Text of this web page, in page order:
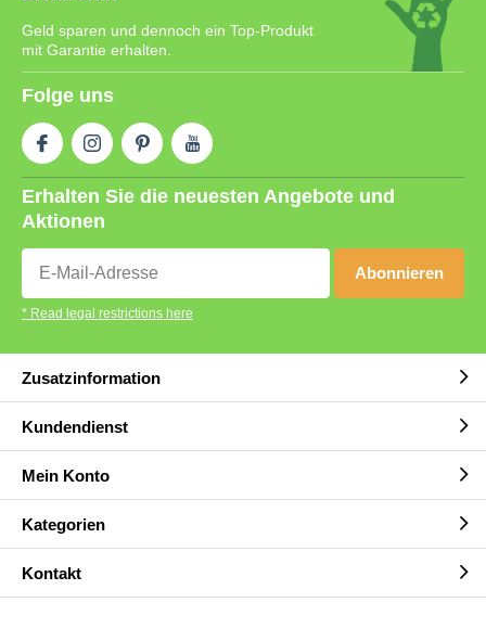
Geld sparen und dennoch ein Top-Produkt
mit Garantie erhalten.
Folge uns
Erhalten Sie die neuesten Angebote und
Aktionen
Abonnieren
* Read legal restrictions here
Zusatzinformation
Kundendienst
Mein Konto
Kategorien
Kontakt